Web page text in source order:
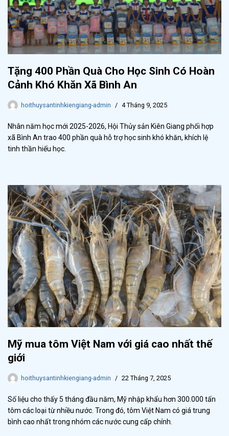
Tặng 400 Phần Quà Cho Học Sinh Có Hoàn
Cảnh Khó Khăn Xã Bình An
hoithuysantinhkiengiang-admin 4 Tháng 9, 2025
Nhân năm học mới 2025-2026, Hội Thủy sản Kiên Giang phối hợp
xã Bình An trao 400 phần quà hỗ trợ học sinh khó khăn, khích lệ
tinh thần hiếu học.
Mỹ mua tôm Việt Nam với giá cao nhất thế
giới
hoithuysantinhkiengiang-admin 22 Tháng 7, 2025
Số liệu cho thấy 5 tháng đầu năm, Mỹ nhập khẩu hơn 300.000 tấn
tôm các loại từ nhiều nước. Trong đó, tôm Việt Nam có giá trung
bình cao nhất trong nhóm các nước cung cấp chính.